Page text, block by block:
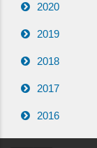
2020
2019
2018
2017
2016